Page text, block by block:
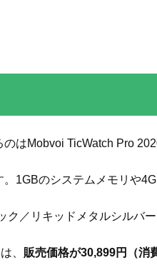
はMobvoi TicWatch Pro
1GBのシステムメモリや
／リキッドメタルシルバー
、 販売価格が30,899円（消